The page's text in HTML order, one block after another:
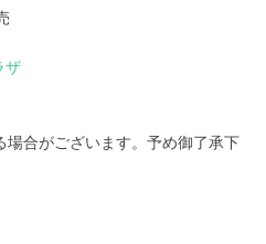
ザ
合がございます。予め御了承下